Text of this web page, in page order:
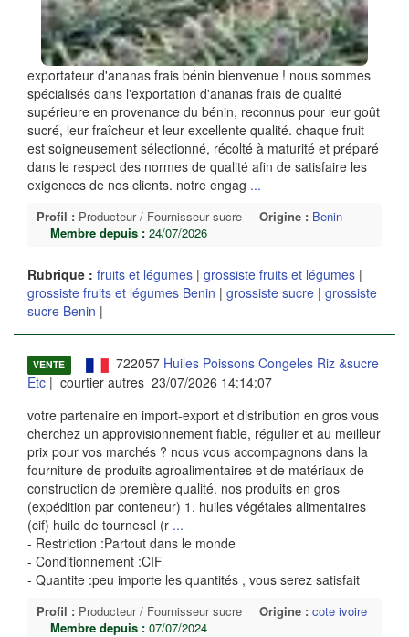
exportateur d'ananas frais bénin bienvenue ! nous sommes
spécialisés dans l'exportation d'ananas frais de qualité
supérieure en provenance du bénin, reconnus pour leur goût
sucré, leur fraîcheur et leur excellente qualité. chaque fruit
est soigneusement sélectionné, récolté à maturité et préparé
dans le respect des normes de qualité afin de satisfaire les
exigences de nos clients. notre engag ...
Profil : Producteur / Fournisseur sucre Origine : Benin
Membre depuis : 24/07/2026
Rubrique : fruits et légumes | grossiste fruits et légumes |
grossiste fruits et légumes Benin | grossiste sucre | grossiste
sucre Benin |
VENTE 722057 Huiles Poissons Congeles Riz &sucre
Etc | courtier autres 23/07/2026 14:14:07
votre partenaire en import-export et distribution en gros vous
cherchez un approvisionnement fiable, régulier et au meilleur
prix pour vos marchés ? nous vous accompagnons dans la
fourniture de produits agroalimentaires et de matériaux de
construction de première qualité. nos produits en gros
(expédition par conteneur) 1. huiles végétales alimentaires
(cif) huile de tournesol (r ...
- Restriction :Partout dans le monde
- Conditionnement :CIF
- Quantite :peu importe les quantités , vous serez satisfait
Profil : Producteur / Fournisseur sucre Origine : cote ivoire
Membre depuis : 07/07/2024